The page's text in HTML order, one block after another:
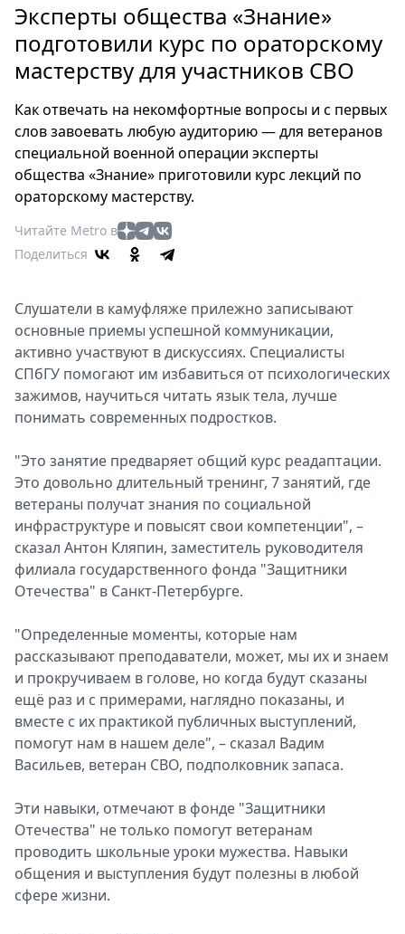
Россия
Мир
Здоровье
Туризм
Мода
Театр
Кино
Афиша
Книги
релизы
О
Metro
Стримы
Спецпроекты
Выборы
2026
Скачай
Metro
Эксперты общества «Знание»
подготовили курс по ораторскому
мастерству для участников СВО
Как отвечать на некомфортные вопросы и с первых
слов завоевать любую аудиторию — для ветеранов
специальной военной операции эксперты
общества «Знание» приготовили курс лекций по
ораторскому мастерству.
Читайте Metro в
Поделиться
Слушатели в камуфляже прилежно записывают
основные приемы успешной коммуникации,
активно участвуют в дискуссиях. Специалисты
СПбГУ помогают им избавиться от психологических
зажимов, научиться читать язык тела, лучше
понимать современных подростков.
"Это занятие предваряет общий курс реадаптации.
Это довольно длительный тренинг, 7 занятий, где
ветераны получат знания по социальной
инфраструктуре и повысят свои компетенции", –
сказал Антон Кляпин, заместитель руководителя
филиала государственного фонда "Защитники
Отечества" в Санкт-Петербурге.
"Определенные моменты, которые нам
рассказывают преподаватели, может, мы их и знаем
и прокручиваем в голове, но когда будут сказаны
ещё раз и с примерами, наглядно показаны, и
вместе с их практикой публичных выступлений,
помогут нам в нашем деле", – сказал Вадим
Васильев, ветеран СВО, подполковник запаса.
Эти навыки, отмечают в фонде "Защитники
Отечества" не только помогут ветеранам
проводить школьные уроки мужества. Навыки
общения и выступления будут полезны в любой
сфере жизни.